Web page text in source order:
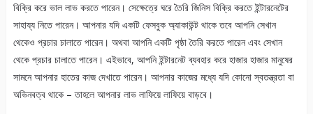
বিক্রি করে ভাল লাভ করতে পারেন। সেক্ষেত্রে ঘরে তৈরি জিনিস বিক্রি করতে ইন্টারনেটের
সাহায্য নিতে পারেন। আপনার যদি একটি ফেসবুক অ্যাকাউন্ট থাকে তবে আপনি সেখান
থেকেও প্রচার চালাতে পারেন। অথবা আপনি একটি পৃষ্ঠা তৈরি করতে পারেন এবং সেখান
থেকে প্রচার চালাতে পারেন। এইভাবে, আপনি ইন্টারনেট ব্যবহার করে হাজার হাজার মানুষের
সামনে আপনার হাতের কাজ দেখাতে পারেন। আপনার কাজের মধ্যে যদি কোনো স্বতন্ত্রতা বা
অভিনবত্ব থাকে – তাহলে আপনার লাভ লাফিয়ে লাফিয়ে বাড়বে।